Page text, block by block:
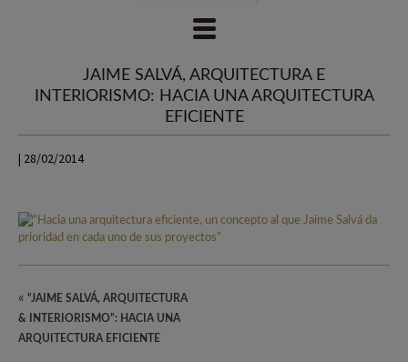
JAIME SALVÁ, ARQUITECTURA E
INTERIORISMO: HACIA UNA ARQUITECTURA
EFICIENTE
| 28/02/2014
« “JAIME SALVÁ, ARQUITECTURA
& INTERIORISMO”: HACIA UNA
ARQUITECTURA EFICIENTE